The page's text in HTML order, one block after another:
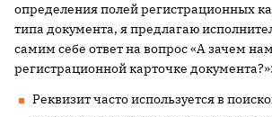
определения полей регистрационных
типа документа, я предлагаю
самим себе ответ на вопрос «А зачем
регистрационной карточке документа?»:
Реквизит часто используется в